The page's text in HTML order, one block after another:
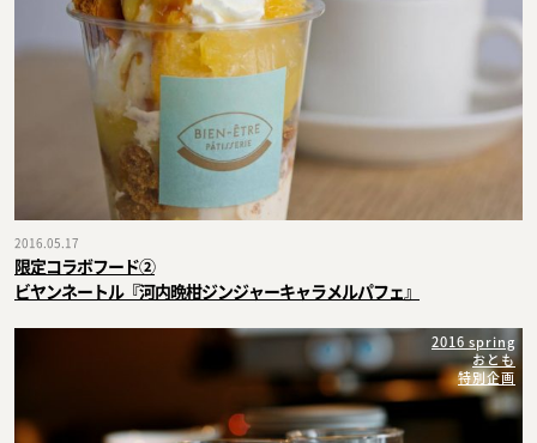
2016.05.17
限定コラボフード②
ビヤンネートル『河内晩柑ジンジャーキャラメルパフェ』
2016 spring
おとも
特別企画